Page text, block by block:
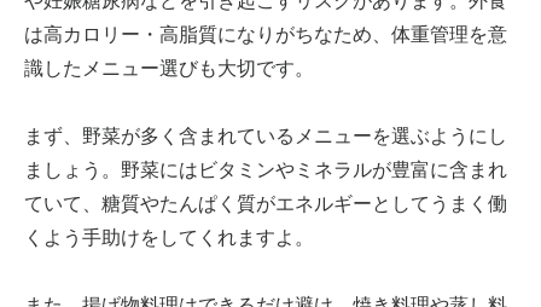
は高カロリー・高脂質になりがちなため、体重管理を意
識したメニュー選びも大切です。
まず、野菜が多く含まれているメニューを選ぶようにし
ましょう。野菜にはビタミンやミネラルが豊富に含まれ
ていて、糖質やたんぱく質がエネルギーとしてうまく働
くよう手助けをしてくれますよ。